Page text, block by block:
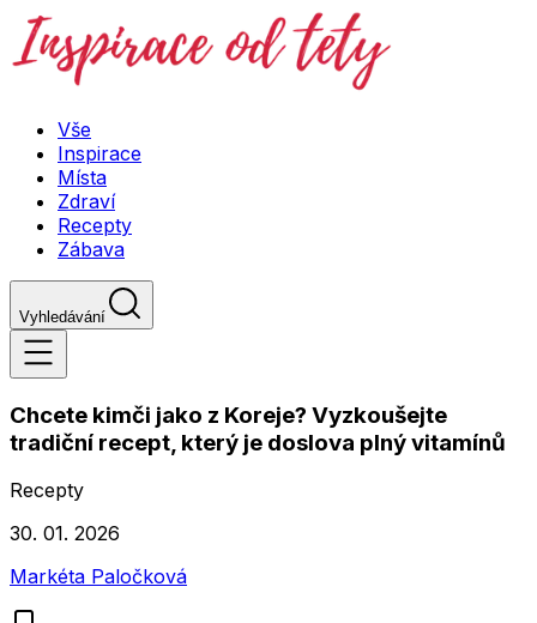
Vše
Inspirace
Místa
Zdraví
Recepty
Zábava
Vyhledávání
Chcete kimči jako z Koreje? Vyzkoušejte
tradiční recept, který je doslova plný vitamínů
Recepty
30. 01. 2026
Markéta Paločková